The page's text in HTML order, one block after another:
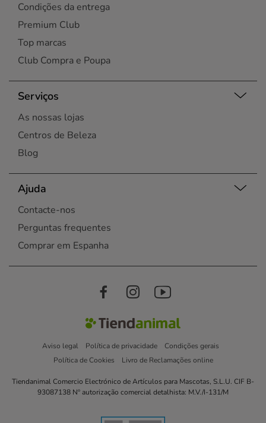
Condições da entrega
Premium Club
Top marcas
Club Compra e Poupa
Serviços
As nossas lojas
Centros de Beleza
Blog
Ajuda
Contacte-nos
Perguntas frequentes
Comprar em Espanha
Aviso legal Política de privacidade
Condições gerais
Política de Cookies
Livro de Reclamações online
Tiendanimal Comercio Electrónico de Artículos para Mascotas, S.L.U. CIF B-
93087138 Nº autorização comercial detalhista: M.V./I-131/M